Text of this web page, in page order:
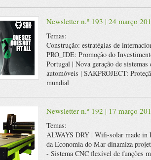
Newsletter n.º 193 | 24 março
Temas:
Construção: estratégias de
PRO_IDE: Promoção do
Portugal | Nova geração de
automóveis | SAKPROJECT:
mundial
Newsletter n.º 192 | 17 março
Temas:
ALWAYS DRY | Wifi-solar made in
da Economia do Mar dinamiza
- Sistema CNC flexível de funções